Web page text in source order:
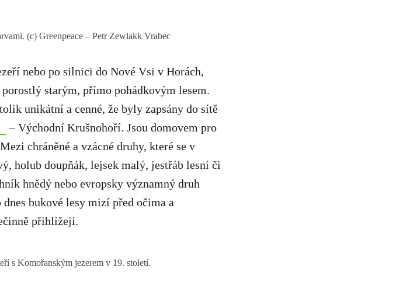
(c) Greenpeace – Petr Zewlakk Vrabec
nebo po silnici do Nové Vsi v Horách,
starým, přímo pohádkovým lesem.
unikátní a cenné, že byly zapsány do sítě
– Východní Krušnohoří. Jsou domovem pro
chráněné a vzácné druhy, které se v
holub doupňák, lejsek malý, jestřáb lesní či
hnědý nebo evropsky významný druh
dnes bukové lesy mizí před očima a
přihlížejí.
s Komořanským jezerem v 19. století.